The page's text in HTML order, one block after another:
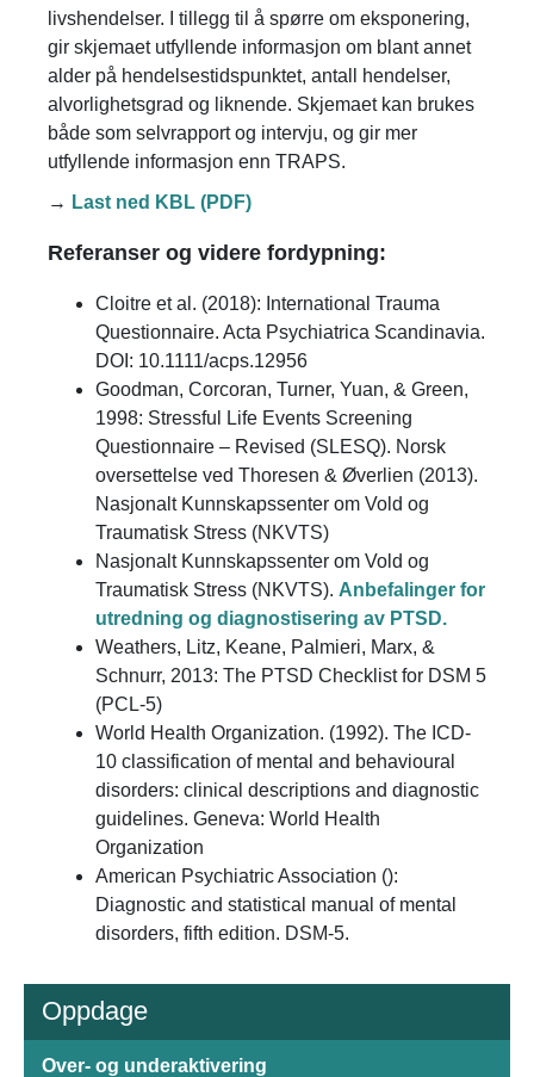
livshendelser. I tillegg til å spørre om eksponering,
gir skjemaet utfyllende informasjon om blant annet
alder på hendelsestidspunktet, antall hendelser,
alvorlighetsgrad og liknende. Skjemaet kan brukes
både som selvrapport og intervju, og gir mer
utfyllende informasjon enn TRAPS.
→ Last ned KBL (PDF)
Referanser og videre fordypning:
Cloitre et al. (2018): International Trauma
Questionnaire. Acta Psychiatrica Scandinavia.
DOI: 10.1111/acps.12956
Goodman, Corcoran, Turner, Yuan, & Green,
1998: Stressful Life Events Screening
Questionnaire – Revised (SLESQ). Norsk
oversettelse ved Thoresen & Øverlien (2013).
Nasjonalt Kunnskapssenter om Vold og
Traumatisk Stress (NKVTS)
Nasjonalt Kunnskapssenter om Vold og
Traumatisk Stress (NKVTS). Anbefalinger for
utredning og diagnostisering av PTSD.
Weathers, Litz, Keane, Palmieri, Marx, &
Schnurr, 2013: The PTSD Checklist for DSM 5
(PCL-5)
World Health Organization. (1992). The ICD-
10 classification of mental and behavioural
disorders: clinical descriptions and diagnostic
guidelines. Geneva: World Health
Organization
American Psychiatric Association ():
Diagnostic and statistical manual of mental
disorders, fifth edition. DSM-5.
Oppdage
Over- og underaktivering